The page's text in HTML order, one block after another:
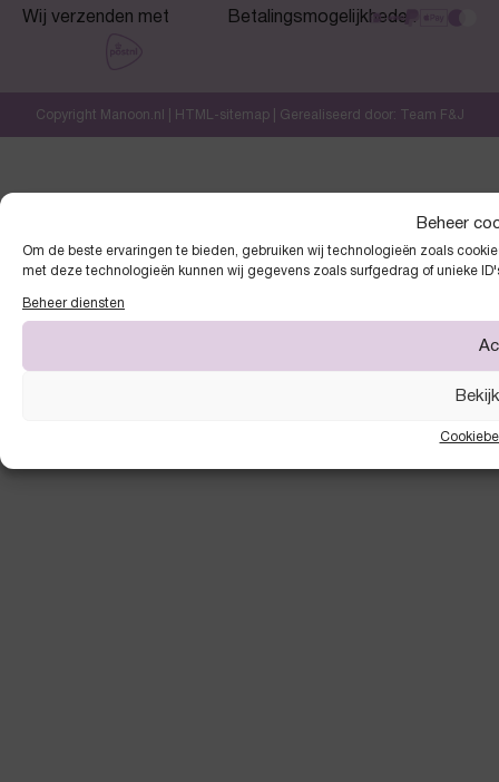
Beheer
Om de beste ervaringen te bieden, gebruiken wij technologieën zoals
met deze technologieën kunnen wij gegevens zoals surfgedrag of unieke
Beheer diensten
Wij verzenden met Betalingsmogelijkheden
Copyright Manoon.nl | HTML-sitemap| Gerealiseerd door: Team F&J